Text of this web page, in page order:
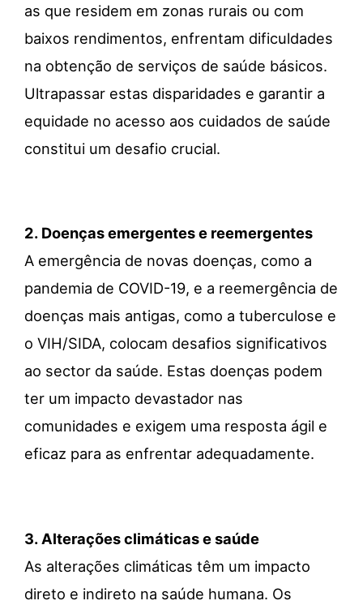
as que residem em zonas rurais ou com
baixos rendimentos, enfrentam dificuldades
na obtenção de serviços de saúde básicos.
Ultrapassar estas disparidades e garantir a
equidade no acesso aos cuidados de saúde
constitui um desafio crucial.
2. Doenças emergentes e reemergentes
A emergência de novas doenças, como a
pandemia de COVID-19, e a reemergência de
doenças mais antigas, como a tuberculose e
o VIH/SIDA, colocam desafios significativos
ao sector da saúde. Estas doenças podem
ter um impacto devastador nas
comunidades e exigem uma resposta ágil e
eficaz para as enfrentar adequadamente.
3. Alterações climáticas e saúde
As alterações climáticas têm um impacto
direto e indireto na saúde humana. Os